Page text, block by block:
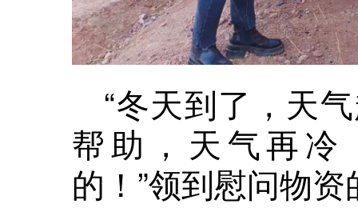
“冬天到了，天
帮助，天气再冷
的！”领到慰问物